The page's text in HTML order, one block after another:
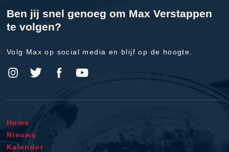
Ben jij snel genoeg om Max Verstappen
te volgen?
Volg Max op social media en blijf op de hoogte.
Home
Nieuws
Kalender